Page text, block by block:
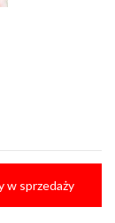
sprzedaży